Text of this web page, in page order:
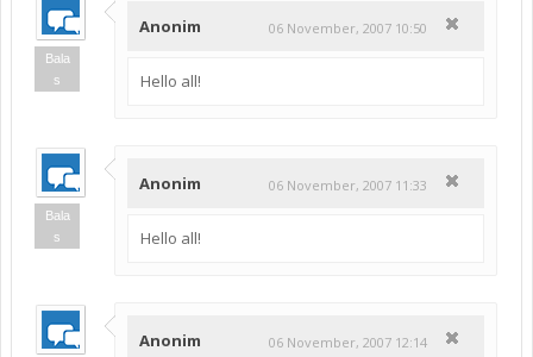
Bala
s
Anonim 06 November, 2007 10:50
Hello all!
Bala
s
Anonim 06 November, 2007 11:33
Hello all!
Anonim 06 November, 2007 12:14